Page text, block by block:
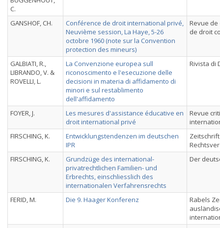
C.
GANSHOF, CH.
Conférence de droit international privé,
Neuvième session, La Haye, 5-26
octobre 1960 (note sur la Convention
protection des mineurs)
Revue
de droit
GALBIATI, R.,
LIBRANDO, V. &
ROVELLI, L.
La Convenzione europea sull
riconoscimento e l'esecuzione delle
decisioni in materia di affidamento di
minori e sul restablimento
dell'affidamento
Rivista di
FOYER, J.
Les mesures d'assistance éducative en
droit international privé
Revue
FIRSCHING, K.
Entwicklungstendenzen im deutschen
IPR
FIRSCHING, K.
Grundzüge des international-
privatrechtlichen Familien- und
Erbrechts, einschliesslich des
internationalen Verfahrensrechts
Der
FERID, M. Die 9. Haager Konferenz
Rabels